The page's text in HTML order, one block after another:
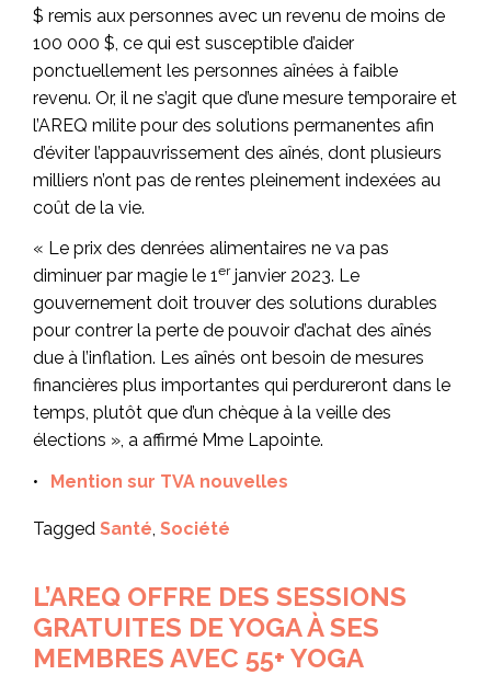
$ remis aux personnes avec un revenu de moins de
100 000 $, ce qui est susceptible d’aider
ponctuellement les personnes aînées à faible
revenu. Or, il ne s’agit que d’une mesure temporaire et
l’AREQ milite pour des solutions permanentes afin
d’éviter l’appauvrissement des aînés, dont plusieurs
milliers n’ont pas de rentes pleinement indexées au
coût de la vie.
« Le prix des denrées alimentaires ne va pas
diminuer par magie le 1erjanvier 2023. Le
gouvernement doit trouver des solutions durables
pour contrer la perte de pouvoir d’achat des aînés
due à l’inflation. Les aînés ont besoin de mesures
financières plus importantes qui perdureront dans le
temps, plutôt que d’un chèque à la veille des
élections », a affirmé Mme Lapointe.
Mention sur TVA nouvelles
Tagged Santé Société
L’AREQ OFFRE DES SESSIONS
GRATUITES DE YOGA À SES
MEMBRES AVEC 55+ YOGA